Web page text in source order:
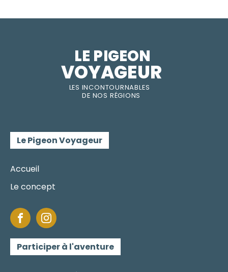
LES INCONTOURNABLES
DE NOS RÉGIONS
LE PIGEON
VOYAGEUR
Le Pigeon Voyageur
Accueil
Le concept
Participer à l'aventure